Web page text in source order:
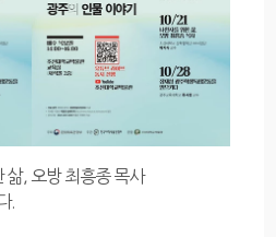
삶, 오방 최흥종 목사
.